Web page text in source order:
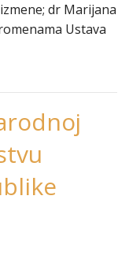
dr Marijana
Ustava